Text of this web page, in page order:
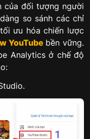
của đối tượng người
so sánh các chỉ
ưu hóa chiến lược
YouTube bền vững.
Analytics ở chế độ